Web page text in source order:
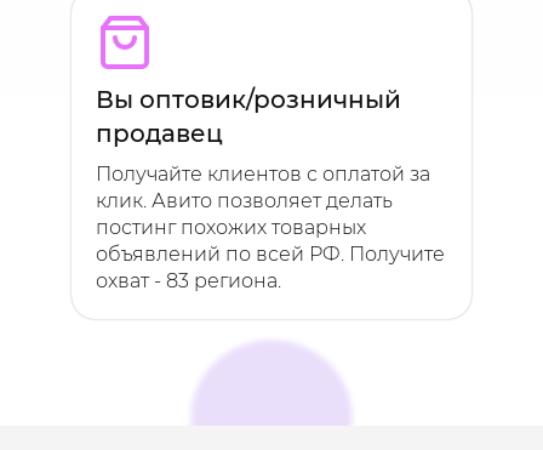
Вы оптовик/розничный
продавец
Получайте клиентов с оплатой за
клик. Авито позволяет делать
постинг похожих товарных
объявлений по всей РФ. Получите
охват - 83 региона.